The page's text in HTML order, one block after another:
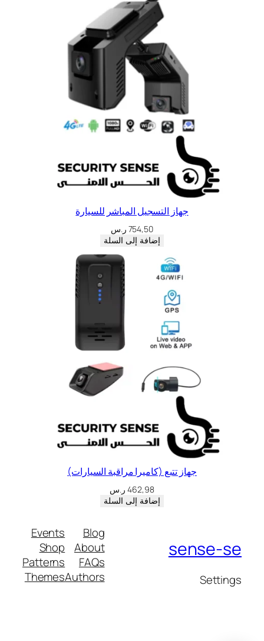
جهاز التسجيل المباشر للسيارة
754,50 ر.س
إضافة إلى السلة
جهاز تتبع (كاميرا مراقبة السيارات)
462,98 ر.س
إضافة إلى السلة
sense-se
Settings
Blog
About
FAQs
Authors
Events
Shop
Patterns
Themes